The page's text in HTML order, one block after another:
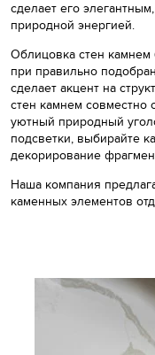
сделает его
природной энергией.
Облицовка стен камнем
при правильно
сделает акцент на
стен камнем совместно
уютный природный
подсветки, выбирайте
декорирование
Наша компания
каменных элементов